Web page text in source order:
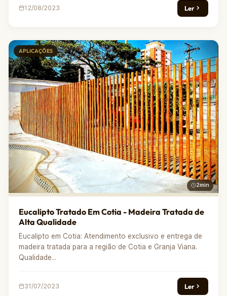
12/08/2023 Ler
APLICAÇÕES
2min
Eucalipto Tratado Em Cotia - Madeira Tratada de
Alta Qualidade
Eucalipto em Cotia: Atendimento exclusivo e entrega de
madeira tratada para a região de Cotia e Granja Viana.
Qualidade...
31/07/2023 Ler